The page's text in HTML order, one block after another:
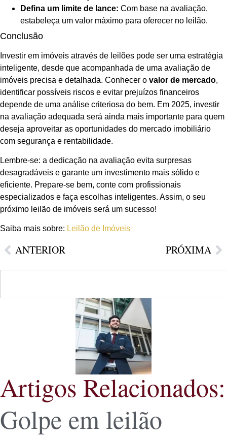
Defina um limite de lance: Com base na avaliação,
estabeleça um valor máximo para oferecer no leilão.
Conclusão
Investir em imóveis através de leilões pode ser uma estratégia
inteligente, desde que acompanhada de uma avaliação de
imóveis precisa e detalhada. Conhecer o valor de mercado,
identificar possíveis riscos e evitar prejuízos financeiros
depende de uma análise criteriosa do bem. Em 2025, investir
na avaliação adequada será ainda mais importante para quem
deseja aproveitar as oportunidades do mercado imobiliário
com segurança e rentabilidade.
Lembre-se: a dedicação na avaliação evita surpresas
desagradáveis e garante um investimento mais sólido e
eficiente. Prepare-se bem, conte com profissionais
especializados e faça escolhas inteligentes. Assim, o seu
próximo leilão de imóveis será um sucesso!
Saiba mais sobre: Leilão de Imóveis
ANTERIOR PRÓXIMA
Artigos Relacionados:
Golpe em leilão